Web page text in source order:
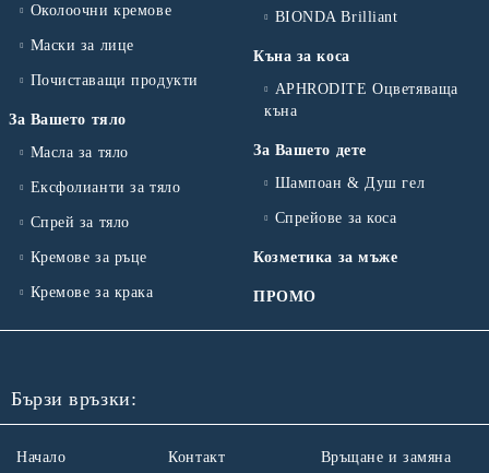
Околоочни кремове
Маски за лице
Почиставащи продукти
За Вашето тяло
Масла за тяло
Ексфолианти за тяло
Спрей за тяло
Кремове за ръце
Кремове за крака
BIONDA Brilliant
Къна за коса
APHRODITE Оцветяваща
къна
За Вашето дете
Шампоан & Душ гел
Спрейове за коса
Козметика за мъже
ПРОМО
Бързи връзки:
Начало Контакт Връщане и замяна